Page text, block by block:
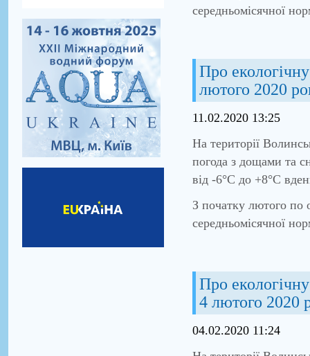
середньомісячної
Про
лютого 2020
11.02.2020 13:25
На території
погода з дощами та
від -6°С до +8°С
З початку лютого по
середньомісячної
Про
4 лютого 2020
04.02.2020 11:24